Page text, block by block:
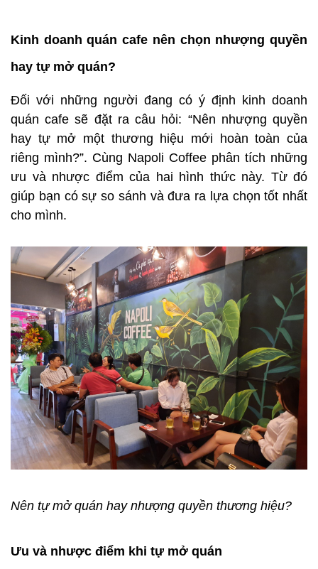
Kinh doanh quán cafe nên chọn nhượng quyền
hay tự mở quán?
Đối với những người đang có ý định kinh doanh
quán cafe sẽ đặt ra câu hỏi: “Nên nhượng quyền
hay tự mở một thương hiệu mới hoàn toàn của
riêng mình?”. Cùng Napoli Coffee phân tích những
ưu và nhược điểm của hai hình thức này. Từ đó
giúp bạn có sự so sánh và đưa ra lựa chọn tốt nhất
cho mình.
Nên tự mở quán hay nhượng quyền thương hiệu?
Ưu và nhược điểm khi tự mở quán